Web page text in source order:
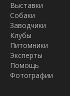
Выставки
Собаки
Заводчики
Клубы
Питомники
Эксперты
Помощь
Фотографии